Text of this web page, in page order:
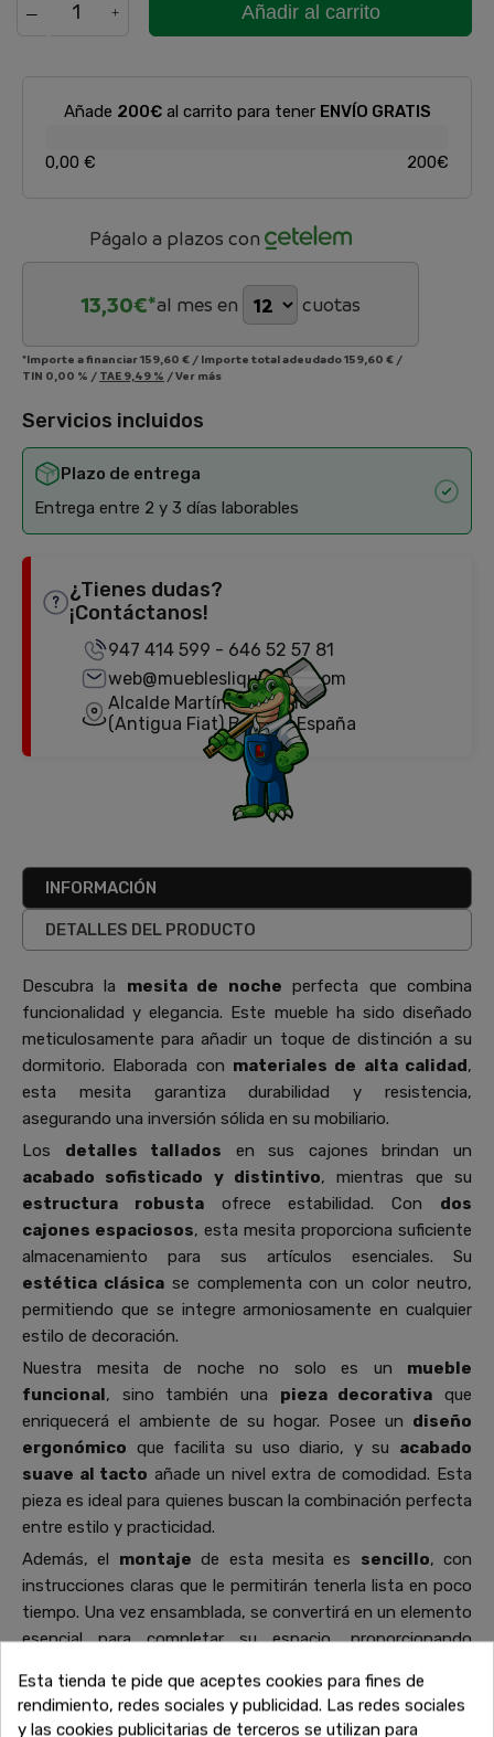
Añadir al carrito
Añade 200€al carrito para tener ENVÍO GRATIS
0,00 € 200€
Págalo a plazos con
13,30€*al mes en cuotas
*Importe a financiar159,60 € / Importe total adeudado159,60 € /
TIN 0,00 % / TAE 9,49 % /Ver más
Servicios incluidos
Plazo de entrega
Entrega entre 2 y 3 días laborables
¿Tienes dudas?
¡Contáctanos!
947 414 599 - 646 52 57 81
web@mueblesliquidator.com
Alcalde Martín Cobos, 18
(Antigua Fiat) Burgos, España
INFORMACIÓN
DETALLES DEL PRODUCTO
Descubra la mesita de noche perfecta que combina
funcionalidad y elegancia. Este mueble ha sido diseñado
meticulosamente para añadir un toque de distinción a su
dormitorio. Elaborada con materiales de alta calidad,
esta mesita garantiza durabilidad y resistencia,
asegurando una inversión sólida en su mobiliario.
Los detalles tallados en sus cajones brindan un
acabado sofisticado y distintivo, mientras que su
estructura robustaofrece estabilidad. Con dos
cajones espaciosos, esta mesita proporciona suficiente
almacenamiento para sus artículos esenciales. Su
estética clásicase complementa con un color neutro,
permitiendo que se integre armoniosamente en cualquier
estilo de decoración.
Nuestra mesita de noche no solo es un mueble
funcional, sino también una pieza decorativa que
enriquecerá el ambiente de su hogar. Posee un diseño
ergonómico que facilita su uso diario, y su acabado
suave al tacto añade un nivel extra de comodidad. Esta
pieza es ideal para quienes buscan la combinación perfecta
entre estilo y practicidad.
Además, el montaje de esta mesita es sencillo, con
instrucciones claras que le permitirán tenerla lista en poco
tiempo. Una vez ensamblada, se convertirá en un elemento
esencial para completar su espacio, proporcionando
colocar junto a su cama, esta mesita de noche será
indispensable en su rutina diaria, ofreciendo practicidad y
Esta tienda te pide que aceptes cookies para fines de
rendimiento, redes sociales y publicidad. Las redes sociales
y las cookies publicitarias de terceros se utilizan para